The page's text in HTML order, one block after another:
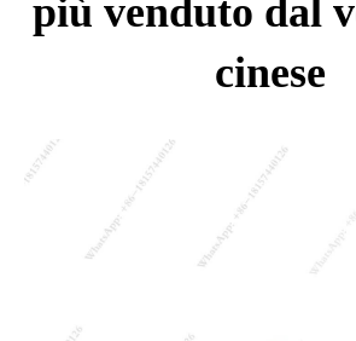
più venduto dal
cinese